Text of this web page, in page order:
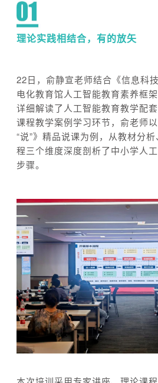
理论实践相结合，有的放矢
22日，俞静宣老师结合《信息科
电化教育馆人工智能教育素养框
详细解读了人工智能教育教学配
课程教学案例学习环节，俞老师
“说”》精品说课为例，从教材分
程三个维度深度剖析了中小学人
步骤。